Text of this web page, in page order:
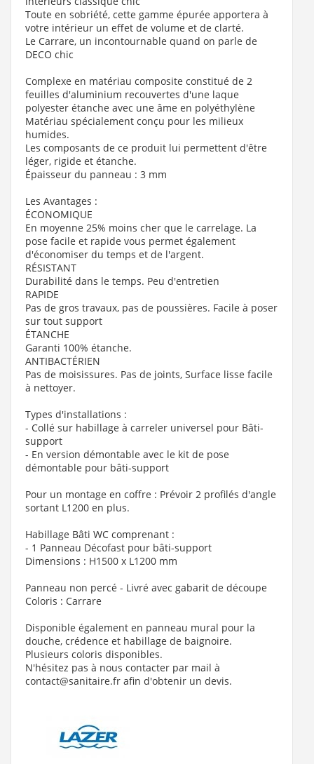
Toute en sobriété, cette gamme épurée apportera à
votre intérieur un effet de volume et de clarté.
Le Carrare, un incontournable quand on parle de
DECO chic
Complexe en matériau composite constitué de 2
feuilles d'aluminium recouvertes d'une laque
polyester étanche avec une âme en polyéthylène
Matériau spécialement conçu pour les milieux
humides.
Les composants de ce produit lui permettent d'être
léger, rigide et étanche.
Épaisseur du panneau : 3 mm
Les Avantages :
ÉCONOMIQUE
En moyenne 25% moins cher que le carrelage. La
pose facile et rapide vous permet également
d'économiser du temps et de l'argent.
RÉSISTANT
Durabilité dans le temps. Peu d'entretien
RAPIDE
Pas de gros travaux, pas de poussières. Facile à poser
sur tout support
ÉTANCHE
Garanti 100% étanche.
ANTIBACTÉRIEN
Pas de moisissures. Pas de joints, Surface lisse facile
à nettoyer.
Types d'installations :
- Collé sur habillage à carreler universel pour Bâti-
support
- En version démontable avec le kit de pose
démontable pour bâti-support
Pour un montage en coffre : Prévoir 2 profilés d'angle
sortant L1200 en plus.
Habillage Bâti WC comprenant :
- 1 Panneau Décofast pour bâti-support
Dimensions : H1500 x L1200 mm
Panneau non percé - Livré avec gabarit de découpe
Coloris : Carrare
Disponible également en panneau mural pour la
douche, crédence et habillage de baignoire.
Plusieurs coloris disponibles.
N'hésitez pas à nous contacter par mail à
contact@sanitaire.fr afin d'obtenir un devis.